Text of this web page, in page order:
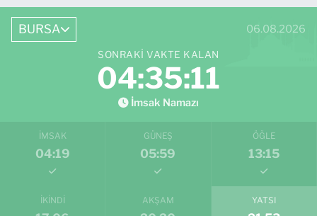
BURSA 06.08.2026
SONRAKI VAKTE KALAN
04:35:10
İmsak Namazı
İMSAK
04:19
GÜNEŞ
05:59
ÖĞLE
13:15
İKINDI AKŞAM YATSI